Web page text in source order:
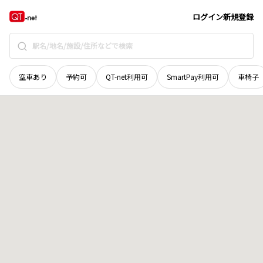
ログイン新規登録
空車あり 予約可 QT-net利用可 SmartPay利用可 車椅子
山口県